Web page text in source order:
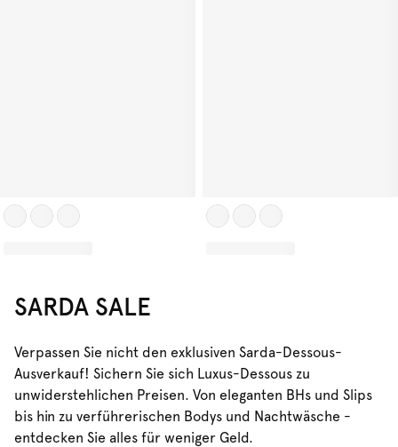
SARDA SALE
Verpassen Sie nicht den exklusiven Sarda-Dessous-
Ausverkauf! Sichern Sie sich Luxus-Dessous zu
unwiderstehlichen Preisen. Von eleganten BHs und Slips
bis hin zu verführerischen Bodys und Nachtwäsche -
entdecken Sie alles für weniger Geld.